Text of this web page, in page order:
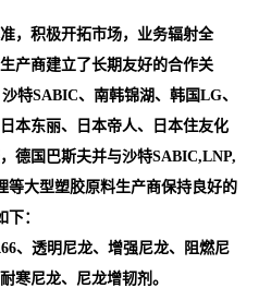
，积极开拓市场，业务辐射全
产商建立了长期友好的合作关
特SABIC、南韩锦湖、韩国LG、
本东丽、日本帝人、日本住友化
德国巴斯夫并与沙特SABIC,LNP,
等大型塑胶原料生产商保持良好的
：
、透明尼龙、增强尼龙、阻燃尼
寒尼龙、尼龙增韧剂。